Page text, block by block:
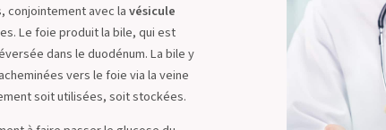
conjointement avec lavésicule
Le foie produit la bile, qui est
dans le duodénum. La bile y
vers le foie via la veine
soit utilisées, soit stockées.